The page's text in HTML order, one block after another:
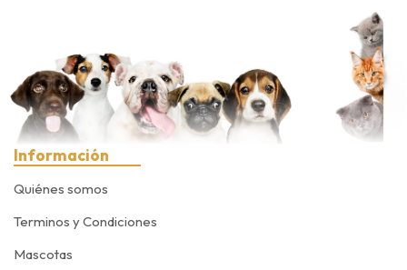
Información
Quiénes somos
Terminos y Condiciones
Mascotas